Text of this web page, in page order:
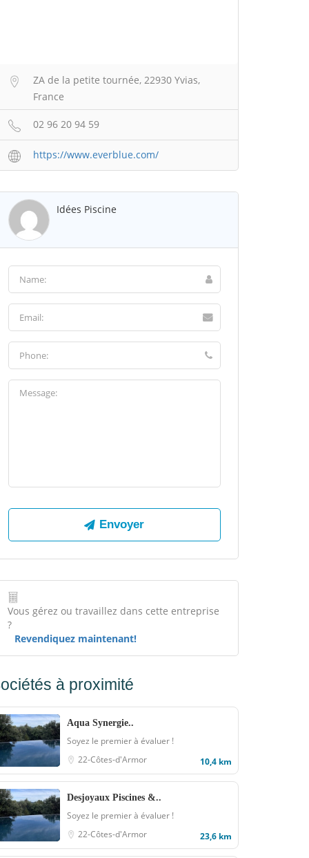
ZA de la petite tournée, 22930 Yvias,
France
02 96 20 94 59
https://www.everblue.com/
Idées Piscine
Vous gérez ou travaillez dans cette entreprise
?
Revendiquez maintenant!
à proximité
Aqua Synergie..
Soyez le premier à évaluer !
22-Côtes-d'Armor
10,4 km
Desjoyaux Piscines &..
Soyez le premier à évaluer !
22-Côtes-d'Armor
23,6 km